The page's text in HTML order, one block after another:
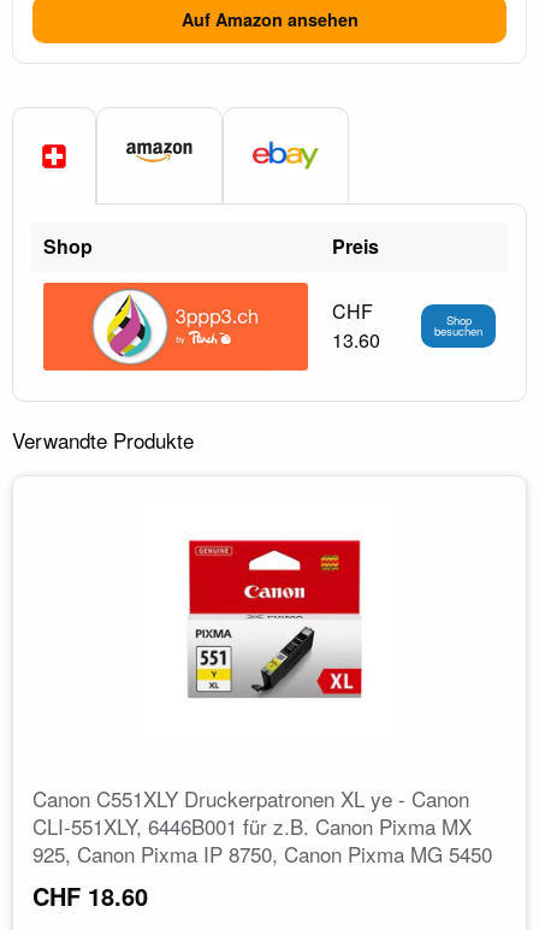
Auf Amazon ansehen
Shop Preis
CHF
13.60
Shop
besuchen
Verwandte Produkte
Canon C551XLY Druckerpatronen XL ye - Canon
CLI-551XLY, 6446B001 für z.B. Canon Pixma MX
925, Canon Pixma IP 8750, Canon Pixma MG 5450
CHF 18.60